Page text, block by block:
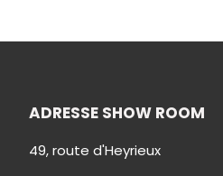
ADRESSE SHOW ROOM
49, route d'Heyrieux